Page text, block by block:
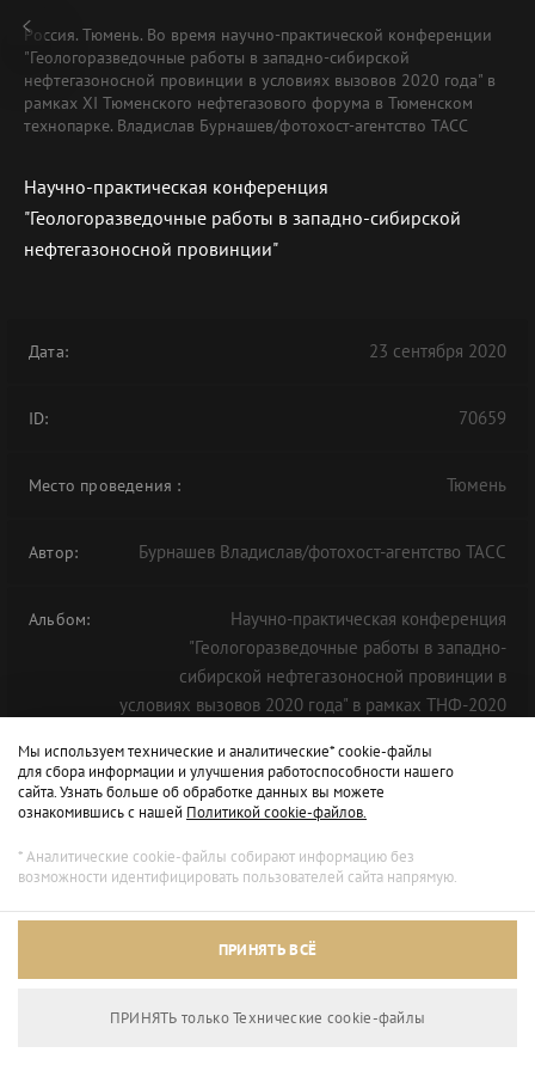
Россия. Тюмень. Во время научно-практической конференции
"Геологоразведочные работы в западно-сибирской
нефтегазоносной провинции в условиях вызовов 2020 года" в
рамках XI Тюменского нефтегазового форума в Тюменском
технопарке. Владислав Бурнашев/фотохост-агентство ТАСС
Научно-практическая конференция
"Геологоразведочные работы в западно-сибирской
нефтегазоносной провинции"
Дата: 23 сентября 2020
ID: 70659
Место проведения : Тюмень
Автор: Бурнашев Владислав/фотохост-агентство ТАСС
Альбом:
Научно-практическая конференция
"Геологоразведочные работы в западно-
сибирской нефтегазоносной провинции в
условиях вызовов 2020 года" в рамках ТНФ-2020
Мы используем технические и аналитические* cookie-файлы
для сбора информации и улучшения работоспособности нашего
сайта. Узнать больше об обработке данных вы можете
ознакомившись с нашей Политикой cookie-файлов.
* Аналитические cookie-файлы собирают информацию без
возможности идентифицировать пользователей сайта напрямую.
ПРИНЯТЬ ВСЁ
ПРИНЯТЬ только Технические сookie-файлы